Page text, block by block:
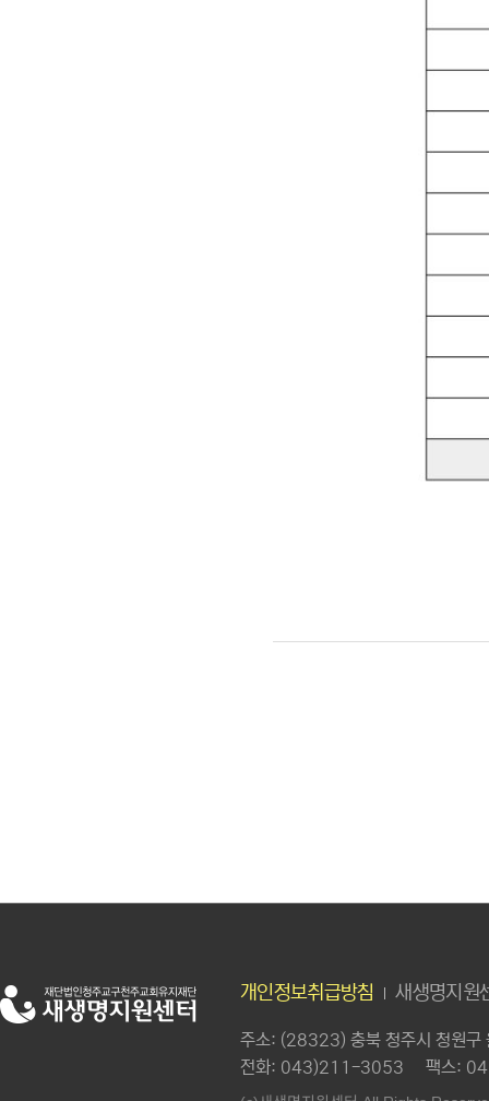
개인정보취급방침 새생명지원
주소: (28323) 충북 청주시 청원
전화: 043)211-3053 팩스: